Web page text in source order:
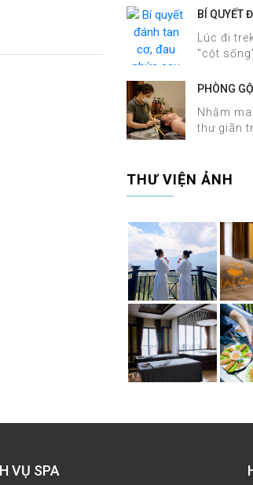
BÍ QUYẾT
TẠI
Lúc đi
"cột
PHÒNG
NGHIỆM
&
Nhằm
thư giãn
THƯ VIỆN ẢNH
VỤ SPA